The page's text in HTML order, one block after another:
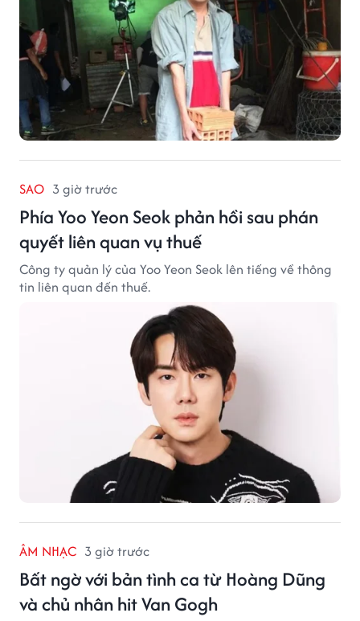
SAO 3 giờ trước
Phía Yoo Yeon Seok phản hồi sau phán
quyết liên quan vụ thuế
Công ty quản lý của Yoo Yeon Seok lên tiếng về thông
tin liên quan đến thuế.
ÂM NHẠC 3 giờ trước
Bất ngờ với bản tình ca từ Hoàng Dũng
và chủ nhân hit Van Gogh